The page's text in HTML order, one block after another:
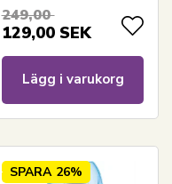
249,00
129,00 SEK
Lägg i varukorg
SPARA 26%